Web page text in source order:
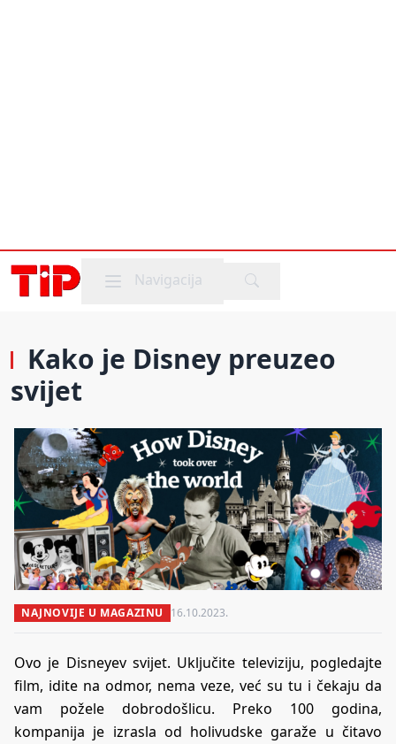
Mobile menu
Navigacija
Kako je Disney preuzeo
svijet
NAJNOVIJE U MAGAZINU 16.10.2023.
Ovo je Disneyev svijet. Uključite televiziju, pogledajte
film, idite na odmor, nema veze, već su tu i čekaju da
vam požele dobrodošlicu. Preko 100 godina,
kompanija je izrasla od holivudske garaže u čitavo